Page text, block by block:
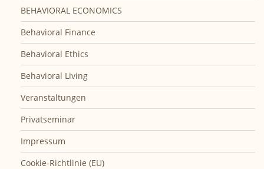
BEHAVIORAL ECONOMICS
Behavioral Finance
Behavioral Ethics
Behavioral Living
Veranstaltungen
Privatseminar
Impressum
Cookie-Richtlinie (EU)